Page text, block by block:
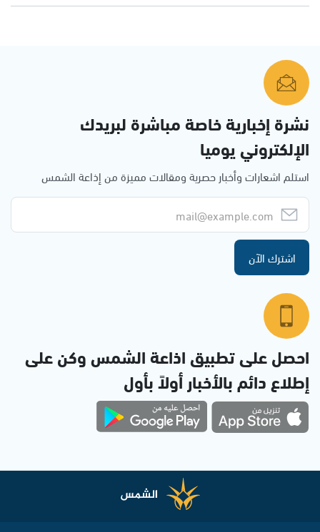
نشرة إخبارية خاصة مباشرة لبريدك
الإلكتروني يوميا
استلم اشعارات وأخبار حصرية ومقالات مميزة من إذاعة الشمس
اشترك الآن
احصل على تطبيق اذاعة الشمس وكن على
إطلاع دائم بالأخبار أولاً بأول